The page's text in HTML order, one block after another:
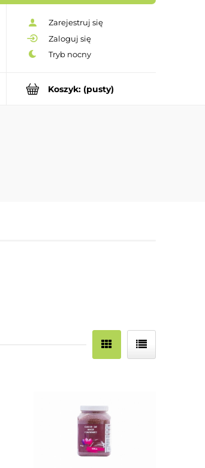
Zarejestruj się
Zaloguj się
Koszyk: (pusty)